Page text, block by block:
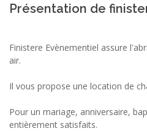
Présentation de
Finistere Evènementiel assure
air.
Il vous propose une location de
Pour un mariage, anniversaire,
entièrement satisfaits.